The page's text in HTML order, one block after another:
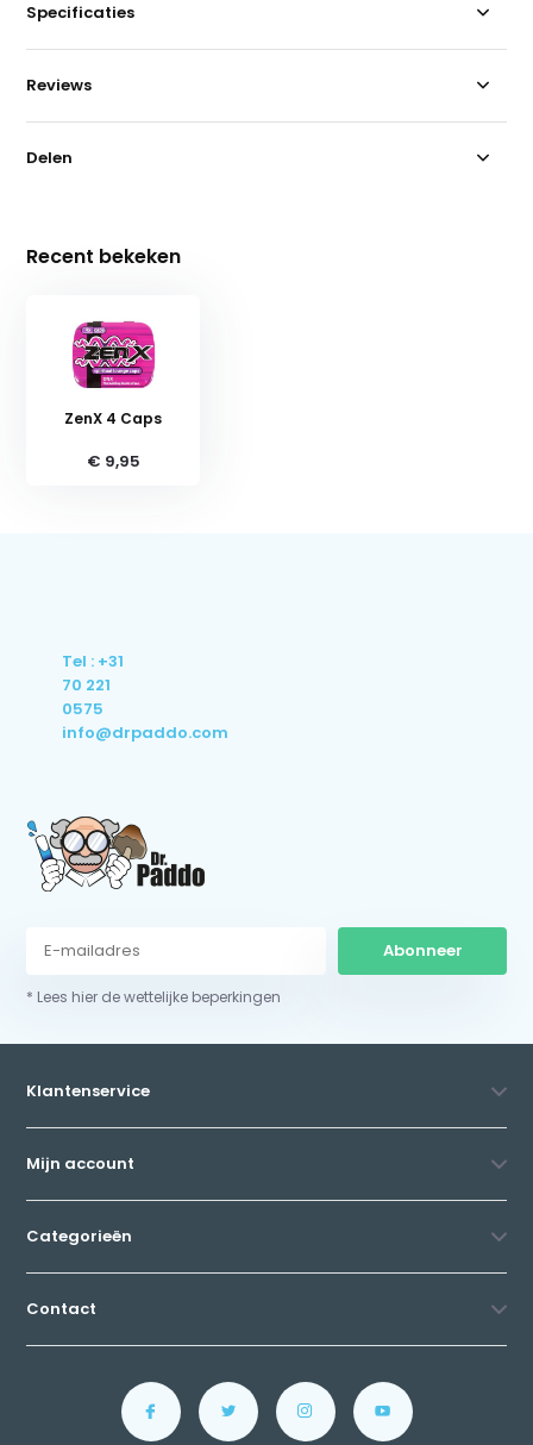
Specificaties
Reviews
Delen
Recent bekeken
ZenX 4 Caps
€ 9,95
Tel : +31
70 221
0575
info@drpaddo.com
Abonneer
* Lees hier de wettelijke beperkingen
Klantenservice
Mijn account
Categorieën
Contact